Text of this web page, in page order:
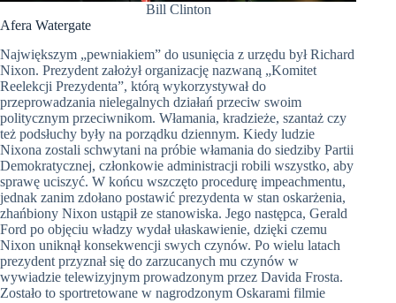
Bill Clinton
Afera Watergate
Największym „pewniakiem” do usunięcia z urzędu był Richard
Nixon. Prezydent założył organizację nazwaną „Komitet
Reelekcji Prezydenta”, którą wykorzystywał do
przeprowadzania nielegalnych działań przeciw swoim
politycznym przeciwnikom. Włamania, kradzieże, szantaż czy
też podsłuchy były na porządku dziennym. Kiedy ludzie
Nixona zostali schwytani na próbie włamania do siedziby Partii
Demokratycznej, członkowie administracji robili wszystko, aby
sprawę uciszyć. W końcu wszczęto procedurę impeachmentu,
jednak zanim zdołano postawić prezydenta w stan oskarżenia,
zhańbiony Nixon ustąpił ze stanowiska. Jego następca, Gerald
Ford po objęciu władzy wydał ułaskawienie, dzięki czemu
Nixon uniknął konsekwencji swych czynów. Po wielu latach
prezydent przyznał się do zarzucanych mu czynów w
wywiadzie telewizyjnym prowadzonym przez Davida Frosta.
Zostało to sportretowane w nagrodzonym Oskarami filmie